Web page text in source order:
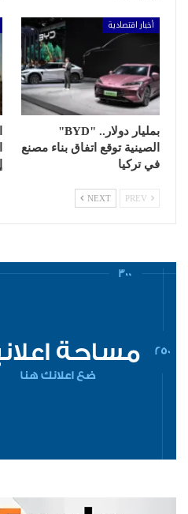
أخبار اقتصادية
بمليار دولار.. "BYD"
الصينية توقع اتفاق بناء مصنع
في تركيا
NEXT